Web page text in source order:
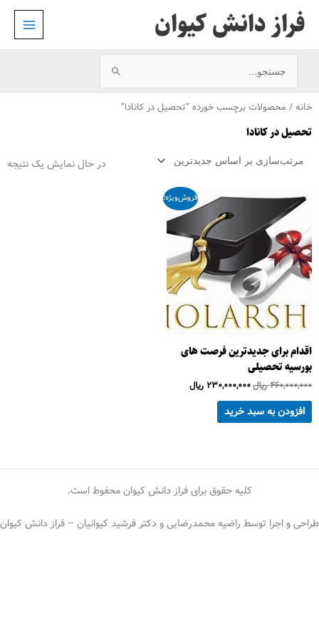
فراز دانش کیوان
جستجو
برای:
خانه / محصولات برچسب خورده “تحصیل در کانادا”
تحصیل در کانادا
در حال نمایش یک نتیجه
فروش‌ویژه!
اقدام برای جدیدترین فرصت های
بورسیه تحصیلی
460,000,000﷼
قیمت
بود.
230,000,000 ﷼
قیمت
فعلی
است.
افزودن به سبد خرید
کلیه حقوق برای فراز دانش کیوان محفوط است.
طراحی و اجرا توسط راضیه محمدرضایی و دکتر فرشید کیوانیان – فراز دانش کیوان